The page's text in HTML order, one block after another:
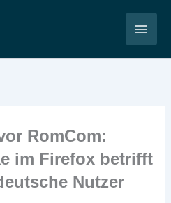
RomCom:
im Firefox betrifft
Nutzer